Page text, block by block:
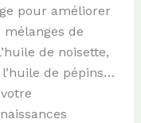
pour améliorer
de
de noisette,
de pépins…